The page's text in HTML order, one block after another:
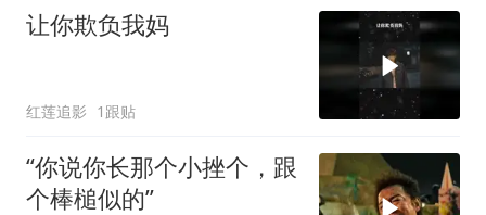
让你欺负我妈
红莲追影 1跟贴
“你说你长那个小挫个，跟
个棒槌似的”